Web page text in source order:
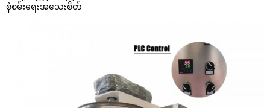
စုံစမ်းရေးအသေးစိတ်